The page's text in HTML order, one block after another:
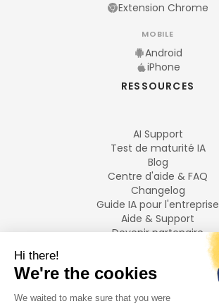
Extension Chrome
MOBILE
Android
iPhone
RESSOURCES
AI Support
Test de maturité IA
Blog
Centre d'aide & FAQ
Changelog
Guide IA pour l'entreprise
Aide & Support
Devenir partenaire
LANGUES